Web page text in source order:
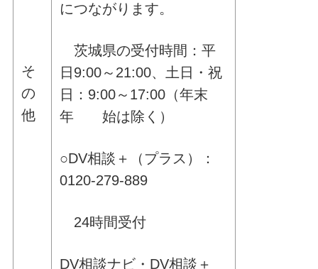
そ
の
他
につながります。
茨城県の受付時間：平
日9:00～21:00、土日・祝
日：9:00～17:00（年末
年 始は除く）
○DV相談＋（プラス）：
0120-279-889
24時間受付
DV相談ナビ・DV相談＋